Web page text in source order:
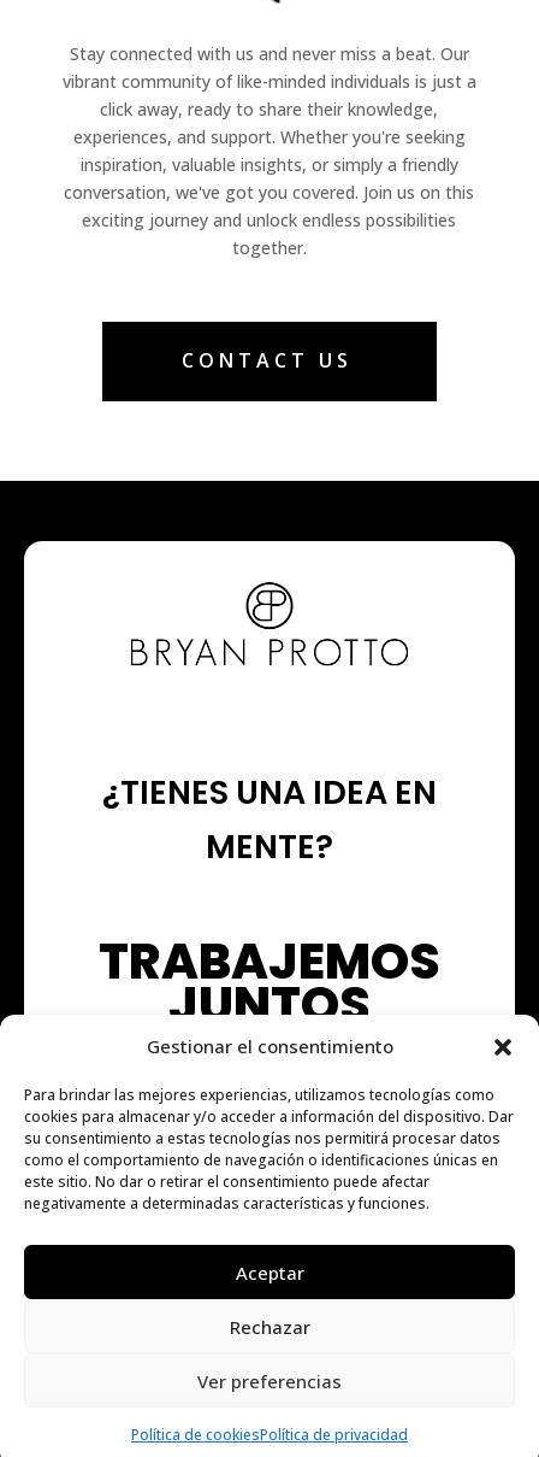
Gestionar el consentimiento
Para brindar las mejores experiencias, utilizamos tecnologías como
cookies para almacenar y/o acceder a información del dispositivo. Dar
su consentimiento a estas tecnologías nos permitirá procesar datos
como el comportamiento de navegación o identificaciones únicas en
este sitio. No dar o retirar el consentimiento puede afectar
negativamente a determinadas características y funciones.
Aceptar
Rechazar
Ver preferencias
Política de cookiesPolítica de privacidad
Stay connected with us and never miss a beat. Our
vibrant community of like-minded individuals is just a
click away, ready to share their knowledge,
experiences, and support. Whether you're seeking
inspiration, valuable insights, or simply a friendly
conversation, we've got you covered. Join us on this
exciting journey and unlock endless possibilities
together.
CONTACT US
¿TIENES UNA IDEA EN
MENTE?
TRABAJEMOS
JUNTOS
© 2024 / TODOS LOS DERECHOS RESERVADOS. /